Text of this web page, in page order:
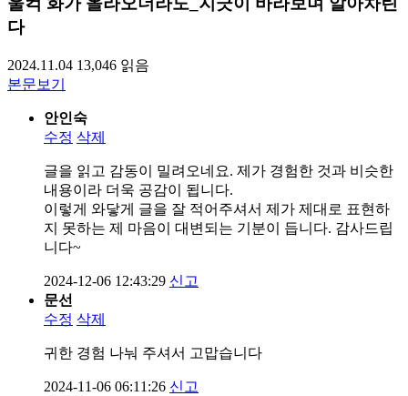
다
2024.11.04 13,046 읽음
본문보기
안인숙
수정 삭제
글을 읽고 감동이 밀려오네요. 제가 경험한 것과 비슷한
내용이라 더욱 공감이 됩니다.
이렇게 와닿게 글을 잘 적어주셔서 제가 제대로 표현하
지 못하는 제 마음이 대변되는 기분이 듭니다. 감사드립
니다~
2024-12-06 12:43:29 신고
문선
수정 삭제
귀한 경험 나눠 주셔서 고맙습니다
2024-11-06 06:11:26 신고